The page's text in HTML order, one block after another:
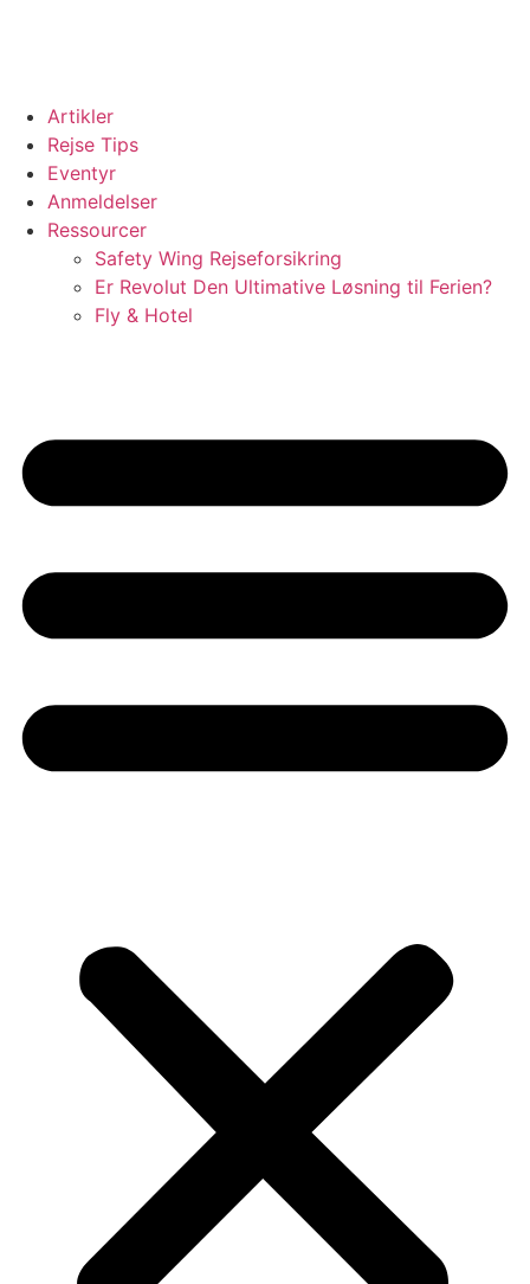
Artikler
Rejse Tips
Eventyr
Anmeldelser
Ressourcer
Safety Wing Rejseforsikring
Er Revolut Den Ultimative Løsning til Ferien?
Fly & Hotel